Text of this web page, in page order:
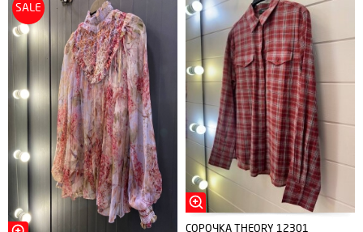
SALE
CОРОЧКА THEORY 12301